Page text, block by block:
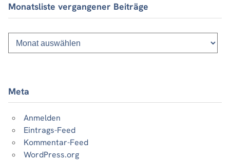
Monatsliste vergangener Beiträge
Monatsliste
vergangener
Beiträge
Meta
Anmelden
Eintrags-Feed
Kommentar-Feed
WordPress.org